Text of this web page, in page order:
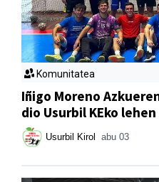
Komunitatea
Iñigo Moreno
dio Usurbil KEko
Usurbil Kirol abu 03